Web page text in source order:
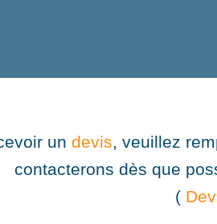
un devis, veuillez
contacterons dès que
(